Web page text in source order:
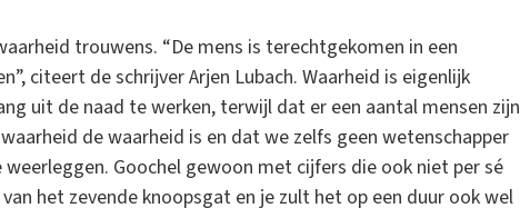
trouwens. “De mens is terechtgekomen in een
citeert de schrijver Arjen Lubach. Waarheid is eigenlijk
uit de naad te werken, terwijl dat er een aantal mensen zijn
de waarheid is en dat we zelfs geen wetenschapper
Goochel gewoon met cijfers die ook niet per sé
het zevende knoopsgat en je zult het op een duur ook wel